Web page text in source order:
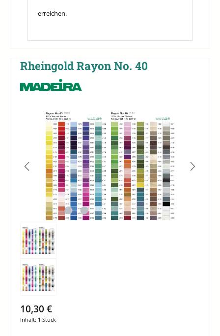
erreichen.
Rheingold Rayon No. 40
Bildergalerie überspringen
10,30 €
Inhalt: 1 Stück